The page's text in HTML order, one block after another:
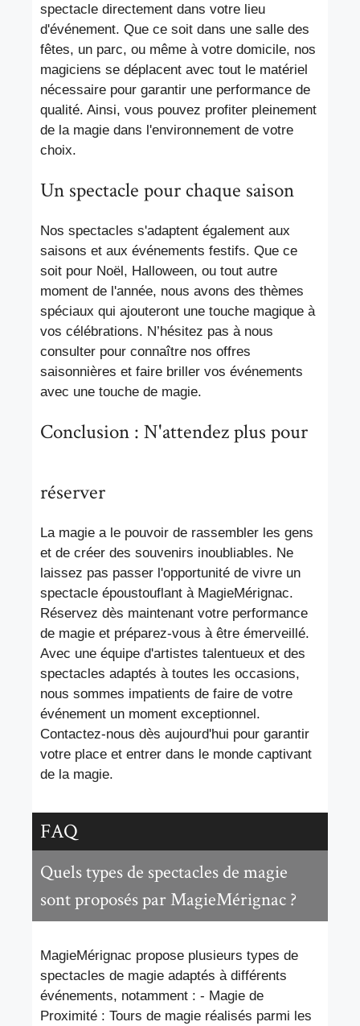
spectacle directement dans votre lieu
d'événement. Que ce soit dans une salle des
fêtes, un parc, ou même à votre domicile, nos
magiciens se déplacent avec tout le matériel
nécessaire pour garantir une performance de
qualité. Ainsi, vous pouvez profiter pleinement
de la magie dans l'environnement de votre
choix.
Un spectacle pour chaque saison
Nos spectacles s'adaptent également aux
saisons et aux événements festifs. Que ce
soit pour Noël, Halloween, ou tout autre
moment de l'année, nous avons des thèmes
spéciaux qui ajouteront une touche magique à
vos célébrations. N’hésitez pas à nous
consulter pour connaître nos offres
saisonnières et faire briller vos événements
avec une touche de magie.
Conclusion : N'attendez plus pour
réserver
La magie a le pouvoir de rassembler les gens
et de créer des souvenirs inoubliables. Ne
laissez pas passer l'opportunité de vivre un
spectacle époustouflant à MagieMérignac.
Réservez dès maintenant votre performance
de magie et préparez-vous à être émerveillé.
Avec une équipe d'artistes talentueux et des
spectacles adaptés à toutes les occasions,
nous sommes impatients de faire de votre
événement un moment exceptionnel.
Contactez-nous dès aujourd'hui pour garantir
votre place et entrer dans le monde captivant
de la magie.
FAQ
Quels types de spectacles de magie
sont proposés par MagieMérignac ?
MagieMérignac propose plusieurs types de
spectacles de magie adaptés à différents
événements, notamment : - Magie de
Proximité : Tours de magie réalisés parmi les